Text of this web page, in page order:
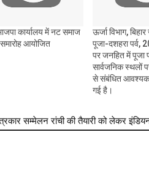
कार्यालय में नट समाज
आयोजित
ऊर्जा विभाग, बिहार
पूजा-दशहरा पर्व,
पर जनहित में पूजा
सार्वजनिक स्थलों
से संबंधित आवश्यक
गई है।
सम्मेलन रांची की तैयारी को लेकर